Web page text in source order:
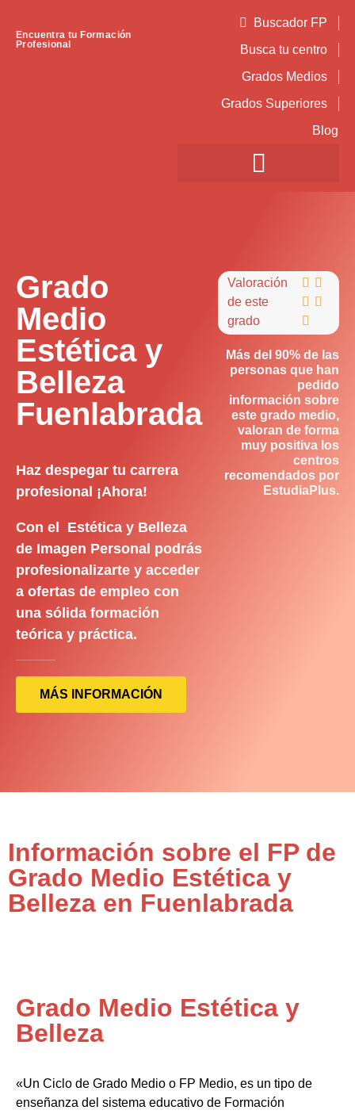
Encuentra tu Formación
Profesional
Buscador FP
Busca tu centro
Grados Medios
Grados Superiores
Blog
Grado
Medio
Estética y
Belleza
Fuenlabrada
Haz despegar tu carrera
profesional ¡Ahora!
Con el Estética y Belleza
de Imagen Personal podrás
profesionalizarte y acceder
a ofertas de empleo con
una sólida formación
teórica y práctica.
MÁS INFORMACIÓN
Valoración
de este
grado
 
 

Más del 90% de las
personas que han
pedido
información sobre
este grado medio,
valoran de forma
muy positiva los
centros
recomendados por
EstudiaPlus.
Información sobre el FP de
Grado Medio Estética y
Belleza en Fuenlabrada
Grado Medio Estética y
Belleza
«Un Ciclo de Grado Medio o FP Medio, es un tipo de
enseñanza del sistema educativo de Formación